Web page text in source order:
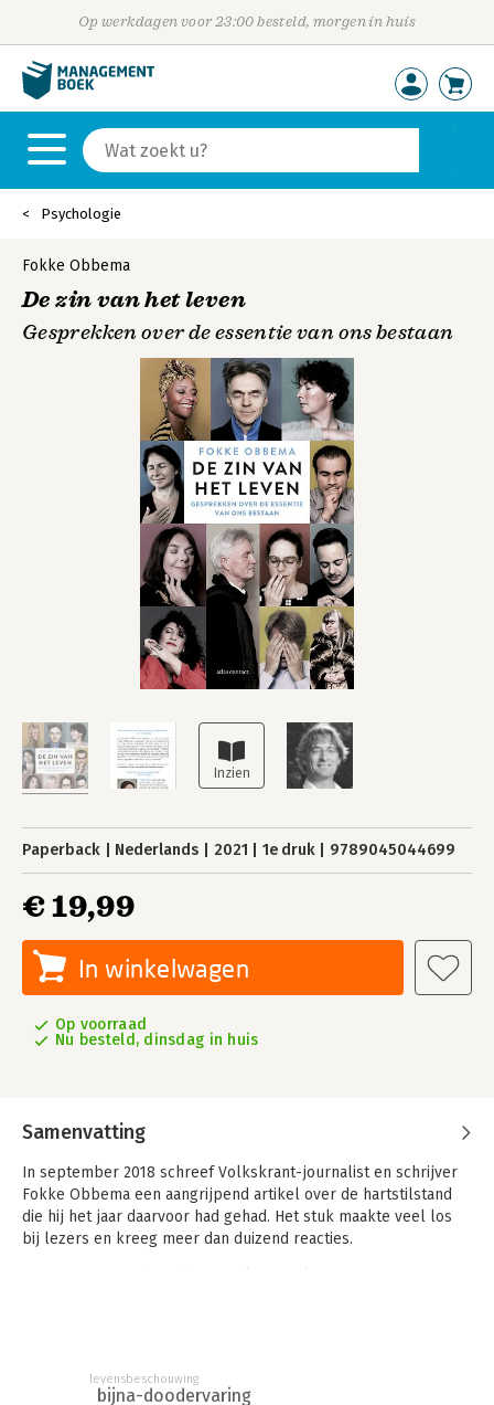
Op werkdagen voor 23:00 besteld, morgen in huis
Psychologie
Fokke Obbema
De zin van het leven
Gesprekken over de essentie van ons bestaan
Paperback Nederlands 2021 1e druk 9789045044699
€ 19,99
In winkelwagen
Op voorraad
Nu besteld, dinsdag in huis
Samenvatting
In september 2018 schreef Volkskrant-journalist en schrijver
Fokke Obbema een aangrijpend artikel over de hartstilstand
die hij het jaar daarvoor had gehad. Het stuk maakte veel los
bij lezers en kreeg meer dan duizend reacties.
is de zin van ons leven?’
bijna-doodervaring
levensbeschouwing